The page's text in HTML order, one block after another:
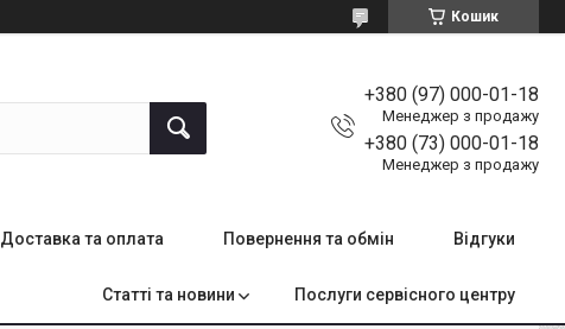
Кошик
+380 (97) 000-01-18
Менеджер з продажу
+380 (73) 000-01-18
Менеджер з продажу
Доставка та оплата Повернення та обмін Відгуки
Статті та новини Послуги сервісного центру